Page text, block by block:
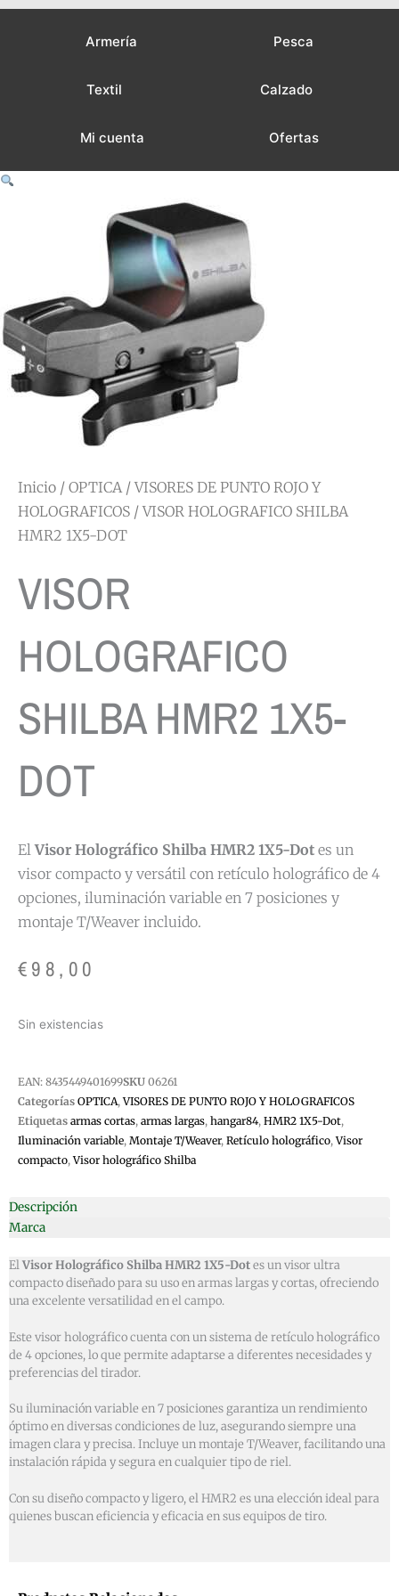
Armería Pesca
Textil Calzado
Mi cuenta Ofertas
Inicio / OPTICA/VISORES DE PUNTO ROJO Y
HOLOGRAFICOS / VISOR HOLOGRAFICO SHILBA
HMR2 1X5-DOT
VISOR
HOLOGRAFICO
SHILBA HMR2 1X5-
DOT
ElVisor Holográfico Shilba HMR2 1X5-Dot es un
visor compacto y versátil con retículo holográfico de 4
opciones, iluminación variable en 7 posiciones y
montaje T/Weaver incluido.
€98,00
Sin existencias
EAN: 8435449401699SKU 06261
Categorías OPTICA,VISORES DE PUNTO ROJO Y HOLOGRAFICOS
Etiquetas armas cortas, armas largas, hangar84, HMR2 1X5-Dot,
Iluminación variable, Montaje T/Weaver, Retículo holográfico,Visor
compacto,Visor holográfico Shilba
Descripción
Marca
ElVisor Holográfico Shilba HMR2 1X5-Dotes un visor ultra
compacto diseñado para su uso en armas largas y cortas, ofreciendo
una excelente versatilidad en el campo.
Este visor holográfico cuenta con un sistema de retículo holográfico
de 4 opciones, lo que permite adaptarse a diferentes necesidades y
preferencias del tirador.
Su iluminación variable en 7 posiciones garantiza un rendimiento
óptimo en diversas condiciones de luz, asegurando siempre una
imagen clara y precisa. Incluye un montaje T/Weaver, facilitando una
instalación rápida y segura en cualquier tipo de riel.
Con su diseño compacto y ligero, el HMR2 es una elección ideal para
quienes buscan eficiencia y eficacia en sus equipos de tiro.